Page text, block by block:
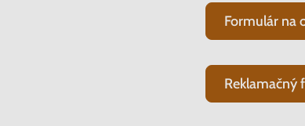
Formulár na
Reklamačný